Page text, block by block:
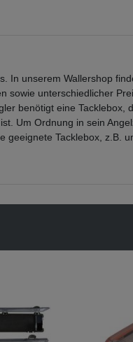
In unserem Wallershop
sowie unterschiedlicher
benötigt eine Tacklebox,
Um Ordnung in sein
geeignete Tacklebox, z.B.